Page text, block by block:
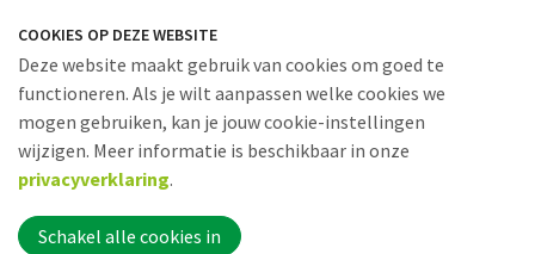
links
over
Jump
to
navigation
Jump
to
EN
Word nu lid
COOKIES OP DEZE WEBSITE
Deze website maakt gebruik van cookies om goed te
functioneren. Als je wilt aanpassen welke cookies we
mogen gebruiken, kan je jouw cookie-instellingen
wijzigen. Meer informatie is beschikbaar in onze
privacyverklaring.
Schakel alle cookies in